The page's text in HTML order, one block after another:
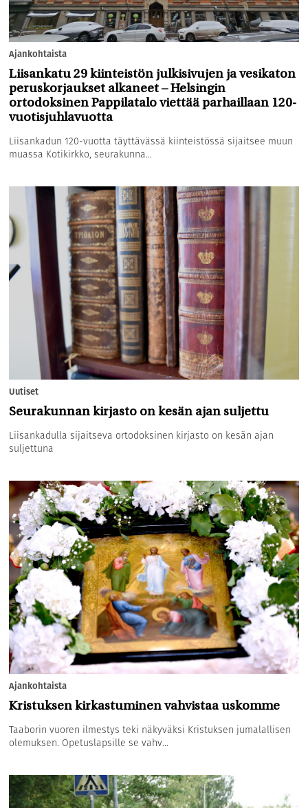
Ajankohtaista
Liisankatu 29 kiinteistön julkisivujen ja vesikaton
peruskorjaukset alkaneet – Helsingin
ortodoksinen Pappilatalo viettää parhaillaan 120-
vuotisjuhlavuotta
Liisankadun 120-vuotta täyttävässä kiinteistössä sijaitsee muun
muassa Kotikirkko, seurakunna...
Uutiset
Seurakunnan kirjasto on kesän ajan suljettu
Liisankadulla sijaitseva ortodoksinen kirjasto on kesän ajan
suljettuna
Ajankohtaista
Kristuksen kirkastuminen vahvistaa uskomme
Taaborin vuoren ilmestys teki näkyväksi Kristuksen jumalallisen
olemuksen. Opetuslapsille se vahv...